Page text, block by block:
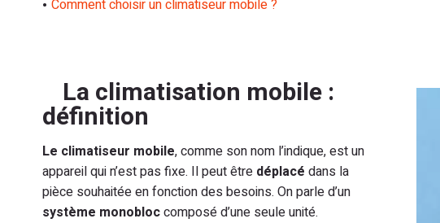
Comment choisir un climatiseur mobile ?
La climatisation mobile :
définition
Le climatiseur mobile, comme son nom l’indique, est un
appareil qui n’est pas fixe. Il peut être déplacé dans la
pièce souhaitée en fonction des besoins. On parle d’un
système monobloccomposé d’une seule unité.